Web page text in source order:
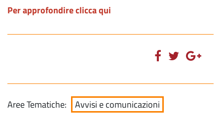
Per approfondire clicca qui
Aree Tematiche: Avvisi e comunicazioni